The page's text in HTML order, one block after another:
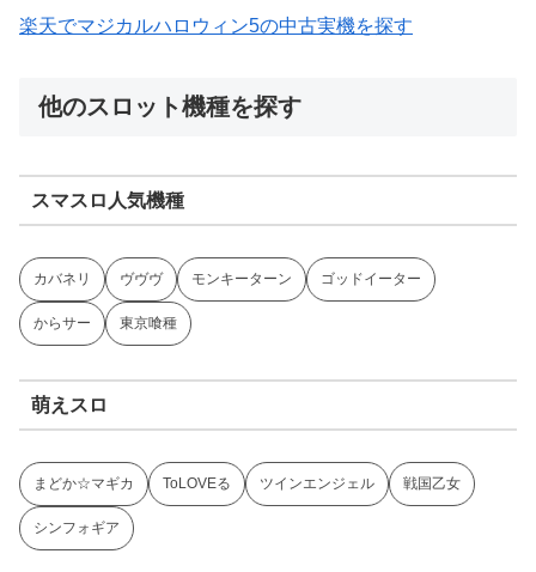
楽天でマジカルハロウィン5の中古実機を探す
他のスロット機種を探す
スマスロ人気機種
カバネリ ヴヴヴ モンキーターン ゴッドイーター
からサー 東京喰種
萌えスロ
まどか☆マギカ ToLOVEる ツインエンジェル 戦国乙女
シンフォギア